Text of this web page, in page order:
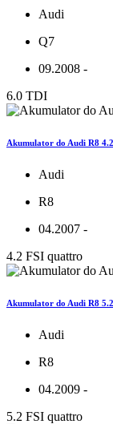
Audi
Q7
09.2008 -
6.0 TDI
Akumulator do Audi R8
Audi
R8
04.2007 -
4.2 FSI quattro
Akumulator do Audi R8
Audi
R8
04.2009 -
5.2 FSI quattro